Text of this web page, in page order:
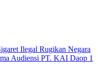
Ilegal Rugikan Negara
Audiensi PT. KAI Daop 1